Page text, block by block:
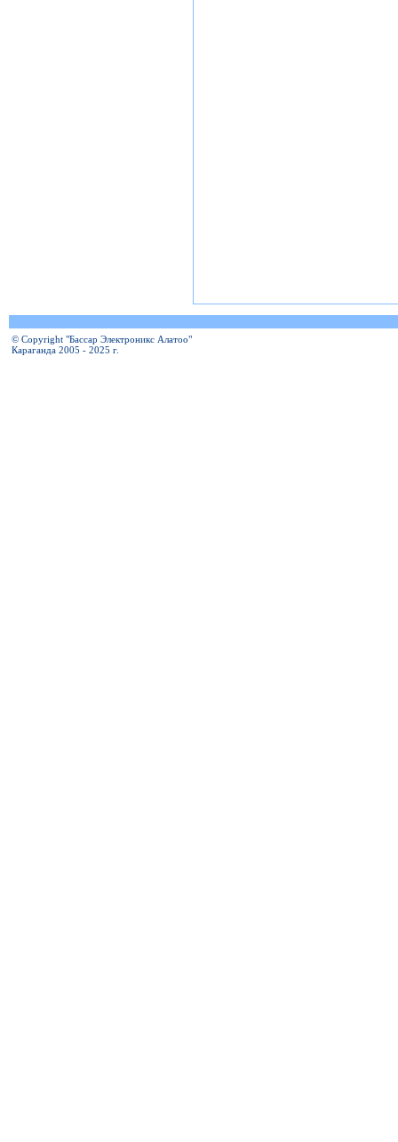
© Copyright "Бассар Электроникс Алатоо"
Караганда 2005 - 2025 г.